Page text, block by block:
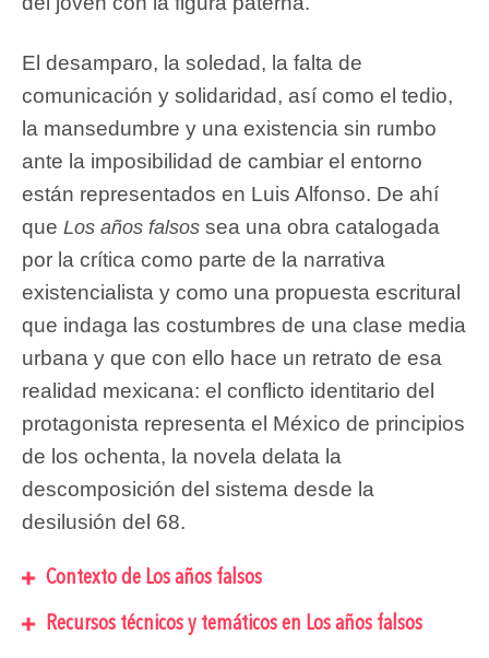
El desamparo, la soledad, la falta de
comunicación y solidaridad, así como el tedio,
la mansedumbre y una existencia sin rumbo
ante la imposibilidad de cambiar el entorno
están representados en Luis Alfonso. De ahí
que Los años falsos sea una obra catalogada
por la crítica como parte de la narrativa
existencialista y como una propuesta escritural
que indaga las costumbres de una clase media
urbana y que con ello hace un retrato de esa
realidad mexicana: el conflicto identitario del
protagonista representa el México de principios
de los ochenta, la novela delata la
descomposición del sistema desde la
desilusión del 68.
Contexto de Los años falsos
Recursos técnicos y temáticos en Los años falsos